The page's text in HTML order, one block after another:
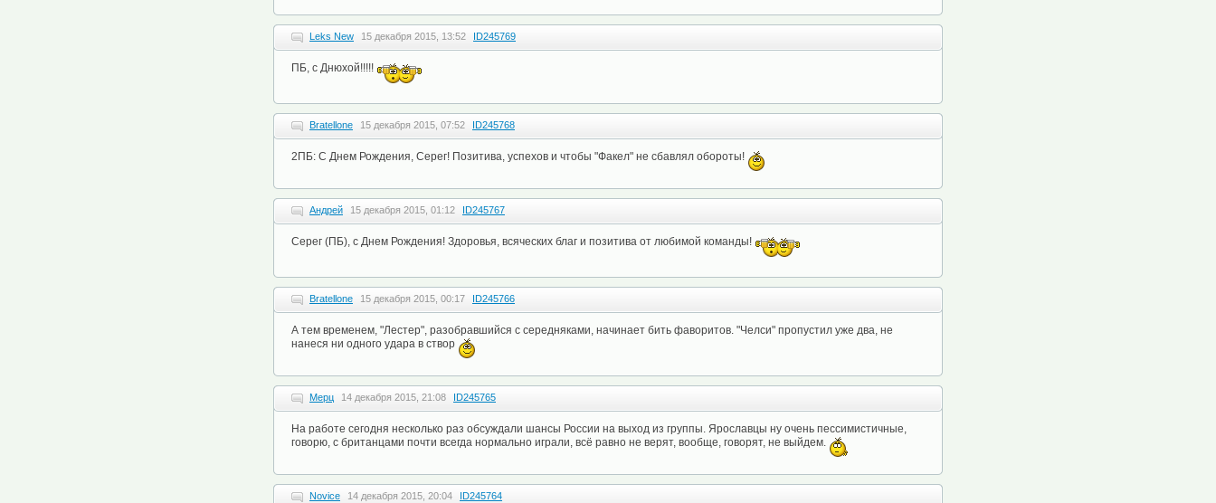
Leks New 15 декабря 2015, 13:52 ID245769
ПБ, с Днюхой!!!!!
Bratellone 15 декабря 2015, 07:52 ID245768
2ПБ: С Днем Рождения, Серег! Позитива, успехов и чтобы "Факел" не сбавлял обороты!
Андрей 15 декабря 2015, 01:12 ID245767
Серег (ПБ), с Днем Рождения! Здоровья, всяческих благ и позитива от любимой команды!
Bratellone 15 декабря 2015, 00:17 ID245766
А тем временем, "Лестер", разобравшийся с середняками, начинает бить фаворитов. "Челси" пропустил уже два, не
нанеся ни одного удара в створ
Мерц 14 декабря 2015, 21:08 ID245765
На работе сегодня несколько раз обсуждали шансы России на выход из группы. Ярославцы ну очень пессимистичные,
говорю, с британцами почти всегда нормально играли, всё равно не верят, вообще, говорят, не выйдем.
Novice 14 декабря 2015, 20:04 ID245764